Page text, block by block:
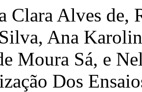
Clara Alves de,
Ana
Moura Sá, e
Dos